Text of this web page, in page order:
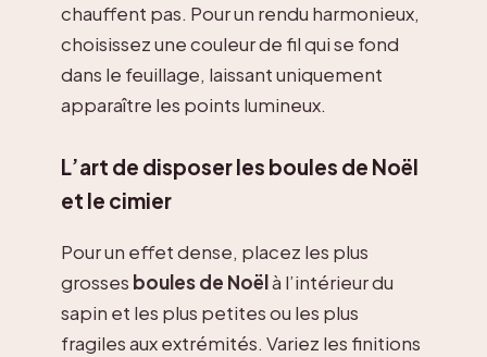
chauffent pas. Pour un rendu harmonieux,
choisissez une couleur de fil qui se fond
dans le feuillage, laissant uniquement
apparaître les points lumineux.
L’art de disposer les boules de Noël
et le cimier
Pour un effet dense, placez les plus
grosses boules de Noëlà l’intérieur du
sapin et les plus petites ou les plus
fragiles aux extrémités. Variez les finitions